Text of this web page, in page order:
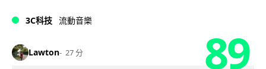
3C科技 流動音樂
Lawton 27 分 89